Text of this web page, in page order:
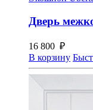
Дверь
16 800 ₽
В корзину